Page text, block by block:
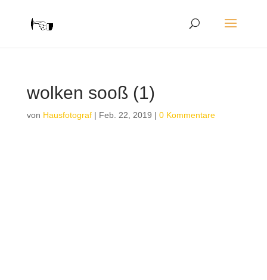
wolken sooß (1)
von Hausfotograf| Feb. 22, 2019 | 0 Kommentare